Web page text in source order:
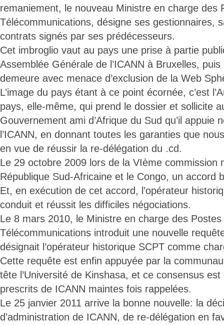
remaniement, le nouveau Ministre en charge des
Télécommunications, désigne ses gestionnaires,
contrats signés par ses prédécesseurs.
Cet imbroglio vaut au pays une prise à partie
Assemblée Générale de l’ICANN à Bruxelles, puis
demeure avec menace d’exclusion de la Web
L’image du pays étant à ce point écornée, c’est
pays, elle-même, qui prend le dossier et sollicite
Gouvernement ami d’Afrique du Sud qu’il appuie
l’ICANN, en donnant toutes les garanties que
en vue de réussir la re-délégation du .cd.
Le 29 octobre 2009 lors de la VIème commission
République Sud-Africaine et le Congo, un accord
Et, en exécution de cet accord, l’opérateur
conduit et réussit les difficiles négociations.
Le 8 mars 2010, le Ministre en charge des Postes
Télécommunications introduit une nouvelle
désignait l’opérateur historique SCPT comme
Cette requête est enfin appuyée par la
tête l’Université de Kinshasa, et ce consensus
prescrits de ICANN maintes fois rappelées.
Le 25 janvier 2011 arrive la bonne nouvelle: la
d’administration de ICANN, de re-délégation en